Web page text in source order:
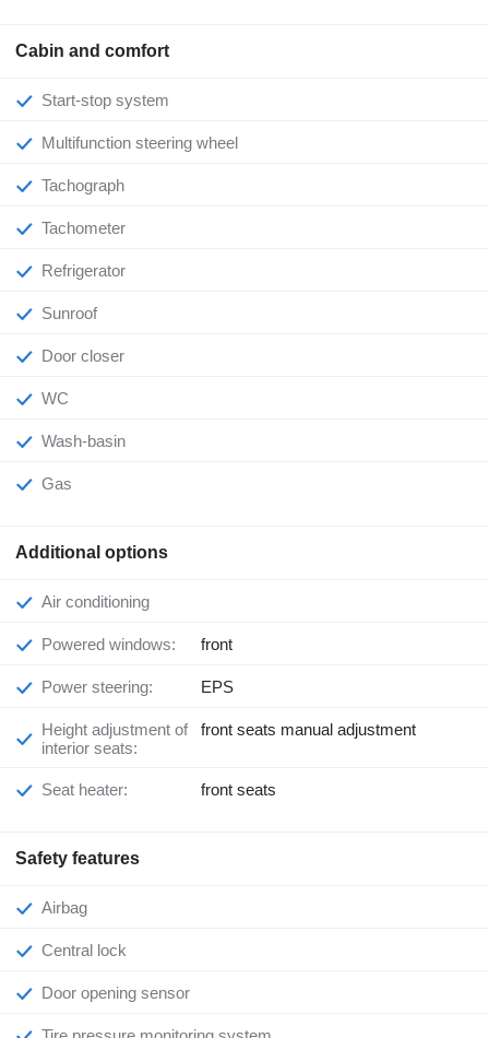
Cabin and comfort
Start-stop system
Multifunction steering wheel
Tachograph
Tachometer
Refrigerator
Sunroof
Door closer
WC
Wash-basin
Gas
Additional options
Air conditioning
Powered windows: front
Power steering: EPS
Height adjustment of
interior seats:
front seats manual adjustment
Seat heater: front seats
Safety features
Airbag
Central lock
Door opening sensor